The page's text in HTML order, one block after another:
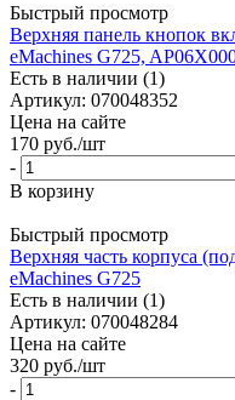
Быстрый просмотр
Верхняя панель кнопок
eMachines G725,
Есть в наличии (1)
Артикул: 070048352
Цена на сайте
170 руб./шт
-
В корзину
Быстрый просмотр
Верхняя часть корпуса
eMachines G725
Есть в наличии (1)
Артикул: 070048284
Цена на сайте
320 руб./шт
-